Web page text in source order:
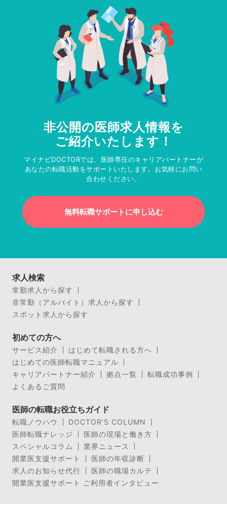
非公開の医師求人情報を
ご紹介いたします！
マイナビDOCTORでは、医師専任のキャリアパートナーが
あなたの転職活動をサポートいたします。お気軽にお問い
合わせください。
無料転職サポートに申し込む
求人検索
常勤求人から探す
非常勤（アルバイト）求人から探す
スポット求人から探す
初めての方へ
サービス紹介
はじめて転職される方へ
はじめての医師転職マニュアル
キャリアパートナー紹介
拠点一覧
転職成功事例
よくあるご質問
医師の転職お役立ちガイド
転職ノウハウ
DOCTOR’S COLUMN
医師転職ナレッジ
医師の現場と働き方
スペシャルコラム
業界ニュース
開業医支援サポート
医師の年収診断
求人のお知らせ代行
医師の職場カルテ
開業医支援サポート ご利用者インタビュー